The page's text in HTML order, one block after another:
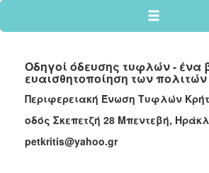
2024
2022
2021
2020
2019
Οδηγοί όδευσης τυφλών - ένα
ευαισθητοποίηση των πολιτών
Περιφερειακή Ένωση Τυφλών
οδός Σκεπετζή 28 Μπεντεβή,
petkritis@yahoo.gr